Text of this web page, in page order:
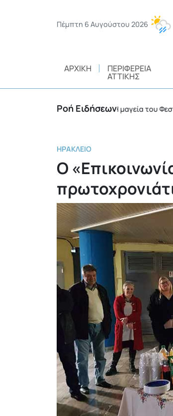
Πέμπτη 6 Αυγούστου 2026
ΑΡΧΙΚΉ ΠΕΡΙΦΈΡΕΙΑ
ΑΤΤΙΚΉΣ
Ροή ΕιδήσεωνΗ μαγεία του Φεστιβάλ
ΗΡΆΚΛΕΙΟ
Ο